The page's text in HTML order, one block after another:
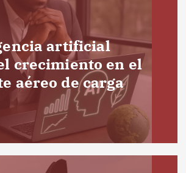
artificial
crecimiento en el
aéreo de carga